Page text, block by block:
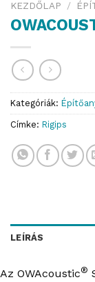
KEZDŐLAP /
Kategóriák:
Címke: Rigips
LEÍRÁS
Az OWAcoustic®